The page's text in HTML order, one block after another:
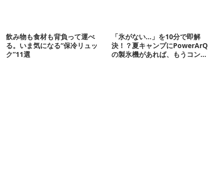
飲み物も食材も背負って運べ
る。いま気になる“保冷リュッ
ク”11選
「氷がない…」を10分で即解
決！？夏キャンプにPowerArQ
の製氷機があれば、もうコンビ